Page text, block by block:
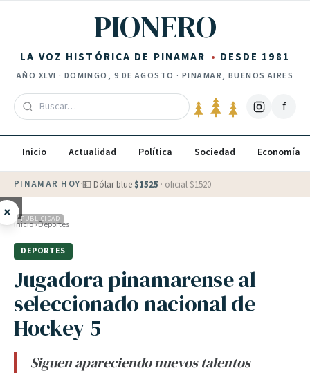
PIONERO
LA VOZ HISTÓRICA DE PINAMAR DESDE 1981
AÑO XLVI · DOMINGO, 9 DE AGOSTO · PINAMAR, BUENOS AIRES
f
Inicio Actualidad Política Sociedad Economía
PINAMAR HOY·💵 Dólar blue $1525 · oficial $1520
× PUBLICIDAD
Inicio›Deportes
DEPORTES
Jugadora pinamarense al
seleccionado nacional de
Hockey 5
Siguen apareciendo nuevos talentos